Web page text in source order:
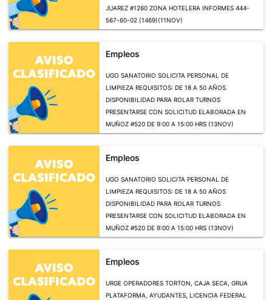
JUAREZ #1260 ZONA HOTELERA INFORMES 444-
567-60-02 (1469)(11NOV)
Empleos
UGO SANATORIO SOLICITA PERSONAL DE
LIMPIEZA REQUISITOS: DE 18 A 50 AÑOS
DISPONIBILIDAD PARA ROLAR TURNOS
PRESENTARSE CON SOLICITUD ELABORADA EN
MUÑOZ #520 DE 9:00 A 15:00 HRS (13NOV)
Empleos
UGO SANATORIO SOLICITA PERSONAL DE
LIMPIEZA REQUISITOS: DE 18 A 50 AÑOS
DISPONIBILIDAD PARA ROLAR TURNOS
PRESENTARSE CON SOLICITUD ELABORADA EN
MUÑOZ #520 DE 9:00 A 15:00 HRS (13NOV)
Empleos
URGE OPERADORES TORTON, CAJA SECA, GRUA
PLATAFORMA, AYUDANTES, LICENCIA FEDERAL